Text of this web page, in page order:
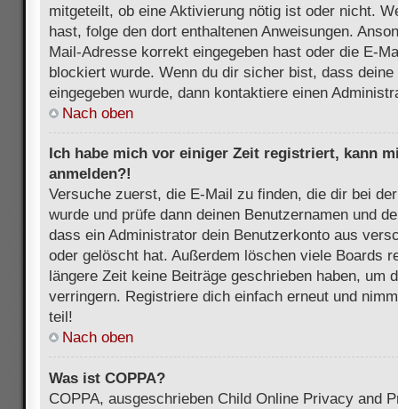
mitgeteilt, ob eine Aktivierung nötig ist oder nicht.
hast, folge den dort enthaltenen Anweisungen.
Mail-Adresse korrekt eingegeben hast oder die E-
blockiert wurde. Wenn du dir sicher bist, dass
eingegeben wurde, dann kontaktiere einen
Nach oben
Ich habe mich vor einiger Zeit registriert, kann
anmelden?!
Versuche zuerst, die E-Mail zu finden, die dir bei
wurde und prüfe dann deinen Benutzernamen und
dass ein Administrator dein Benutzerkonto aus
oder gelöscht hat. Außerdem löschen viele Boards
längere Zeit keine Beiträge geschrieben haben, um
verringern. Registriere dich einfach erneut und
teil!
Nach oben
Was ist COPPA?
COPPA, ausgeschrieben Child Online Privacy and